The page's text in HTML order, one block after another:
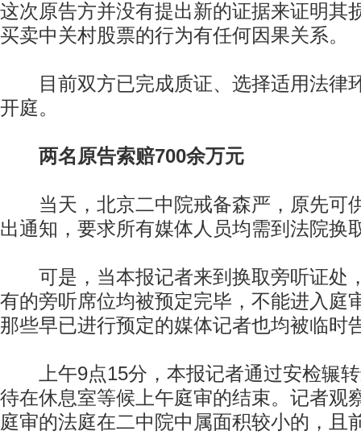
这次原告方并没有提出新的证据来证明其
买卖中关村股票的行为有任何因果关系。
目前双方已完成质证、选择适用法律
开庭。
两名原告索赔700余万元
当天，北京二中院戒备森严，原先可
出通知，要求所有媒体人员均需到法院换
可是，当本报记者来到换取旁听证处
有的旁听席位均被预定完毕，不能进入庭
那些早已进行预定的媒体记者也均被临时
上午9点15分，本报记者通过安检辗转
待在休息室等候上午庭审的结束。记者观
庭审的法庭在二中院中属面积较小的，且